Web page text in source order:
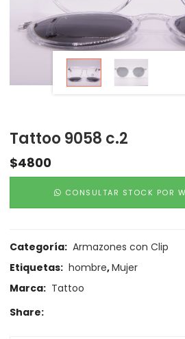
Tattoo 9058 c.2
$4800
CONSULTAR STOCK POR
Categoría: Armazones con Clip
Etiquetas: hombre,Mujer
Marca: Tattoo
Share: